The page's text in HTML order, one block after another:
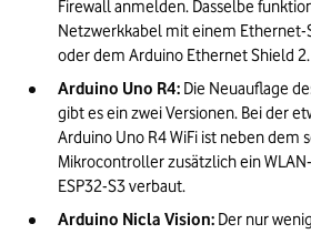
Firewall anmelden. Dasselbe
Netzwerkkabel mit einem Ethernet-
oder dem Arduino Ethernet Shield 2.
Arduino Uno R4: Die Neuauflage
gibt es ein zwei Versionen. Bei der
Arduino Uno R4 WiFi ist neben dem
Mikrocontroller zusätzlich ein
ESP32-S3 verbaut.
Arduino Nicla Vision: Der nur